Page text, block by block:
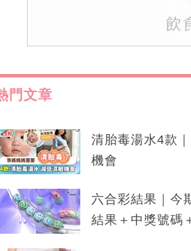
門文章
清胎毒湯水4款
機會
六合彩結果｜今
結果＋中獎號碼